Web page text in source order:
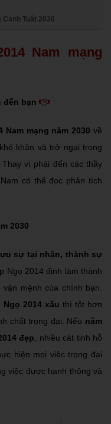
Tuất 2030
Nam mạng
đến bạn
Nam mạng năm 2030 về
khăn và trở ngại trong
vì phải đến các thầy
có thể đọc phân tích
2030
sự tại nhân, thành sự
Ngọ 2014 định làm thành
mệnh của chính bạn.
2014 xấu thì tốt hơn
chất trọng đại. Nếu năm
đẹp , nhiều cát tinh hỗ
hiện mọi việc trọng đại
việc được hanh thông và